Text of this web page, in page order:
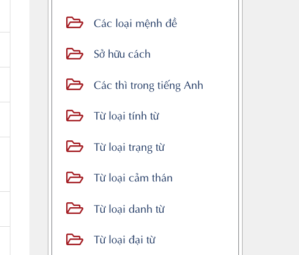
Các loại mệnh đề
Sở hữu cách
Các thì trong tiếng Anh
Từ loại tính từ
Từ loại trạng từ
Từ loại cảm thán
Từ loại danh từ
Từ loại đại từ